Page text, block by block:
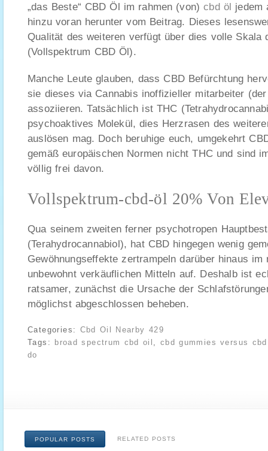
„das Beste“ CBD Öl im rahmen (von)cbd öl jedem
hinzu voran herunter vom Beitrag. Dieses
Qualität des weiteren verfügt über dies volle Skala
(Vollspektrum CBD Öl).
Manche Leute glauben, dass CBD Befürchtung
sie dieses via Cannabis inoffizieller mitarbeiter
assoziieren. Tatsächlich ist THC
psychoaktives Molekül, dies Herzrasen des
auslösen mag. Doch beruhige euch, umgekehrt
gemäß europäischen Normen nicht THC und sind
völlig frei davon.
Vollspektrum-cbd-öl 20% Von
Qua seinem zweiten ferner psychotropen
(Terahydrocannabiol), hat CBD hingegen wenig
Gewöhnungseffekte zertrampeln darüber hinaus im
unbewohnt verkäuflichen Mitteln auf. Deshalb ist
ratsamer, zunächst die Ursache der
möglichst abgeschlossen beheben.
Categories: Cbd Oil Nearby 429
Tags:
broad spectrum cbd oil , cbd gummies versus
do
POPULAR POSTS RELATED POSTS